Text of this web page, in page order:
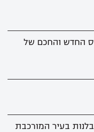
החדש והחכם של
בעיר המורכבת